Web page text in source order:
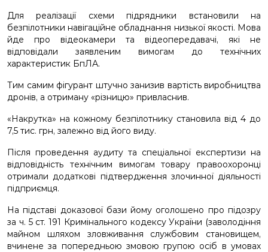
Для реалізації схеми підрядники встановили на
безпілотники навігаційне обладнання низької якості. Мова
йде про відеокамери та відеопередавачі, які не
відповідали заявленим вимогам до технічних
характеристик БпЛА.
Тим самим фігурант штучно занизив вартість виробництва
дронів, а отриману «різницю» привласнив.
«Накрутка» на кожному безпілотнику становила від 4 до
7,5 тис. грн, залежно від його виду.
Після проведення аудиту та спеціальної експертизи на
відповідність технічним вимогам товару правоохоронці
отримали додаткові підтвердження злочинної діяльності
підприємця.
На підставі доказової бази йому оголошено про підозру
за ч. 5 ст. 191 Кримінального кодексу України (заволодіння
майном шляхом зловживання службовим становищем,
вчинене за попередньою змовою групою осіб в умовах